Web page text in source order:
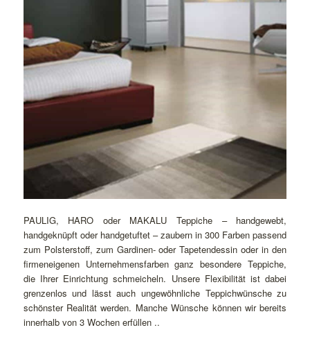
PAULIG, HARO oder MAKALU Teppiche – handgewebt,
handgeknüpft oder handgetuftet – zaubern in 300 Farben passend
zum Polsterstoff, zum Gardinen- oder Tapetendessin oder in den
firmeneigenen Unternehmensfarben ganz besondere Teppiche,
die Ihrer Einrichtung schmeicheln. Unsere Flexibilität ist dabei
grenzenlos und lässt auch ungewöhnliche Teppichwünsche zu
schönster Realität werden. Manche Wünsche können wir bereits
innerhalb von 3 Wochen erfüllen ..